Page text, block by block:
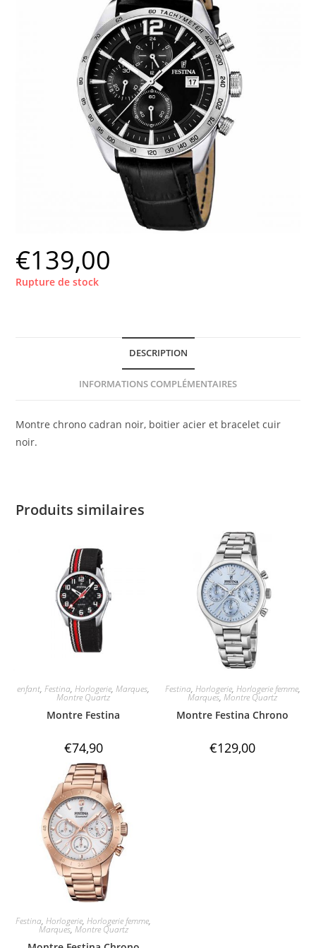
€139,00
Rupture de stock
DESCRIPTION
INFORMATIONS COMPLÉMENTAIRES
Montre chrono cadran noir, boitier acier et bracelet cuir
noir.
Produits similaires
enfant,Festina,Horlogerie,Marques,
Montre Quartz
Montre Festina
€74,90
Festina, Horlogerie, Horlogerie femme,
Marques,Montre Quartz
Montre Festina Chrono
€129,00
Festina,Horlogerie,Horlogerie femme,
Marques, Montre Quartz